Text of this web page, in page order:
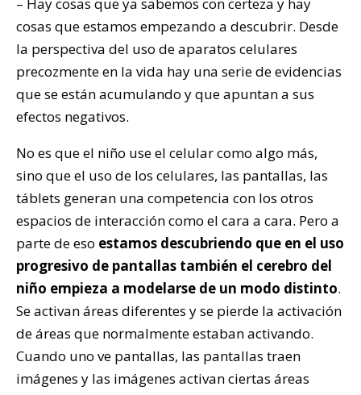
cosas que estamos empezando a descubrir. Desde
la perspectiva del uso de aparatos celulares
precozmente en la vida hay una serie de evidencias
que se están acumulando y que apuntan a sus
efectos negativos.
No es que el niño use el celular como algo más,
sino que el uso de los celulares, las pantallas, las
táblets generan una competencia con los otros
espacios de interacción como el cara a cara. Pero a
parte de eso estamos descubriendo que en el uso
progresivo de pantallas también el cerebro del
niño empieza a modelarse de un modo distinto.
Se activan áreas diferentes y se pierde la activación
de áreas que normalmente estaban activando.
Cuando uno ve pantallas, las pantallas traen
imágenes y las imágenes activan ciertas áreas